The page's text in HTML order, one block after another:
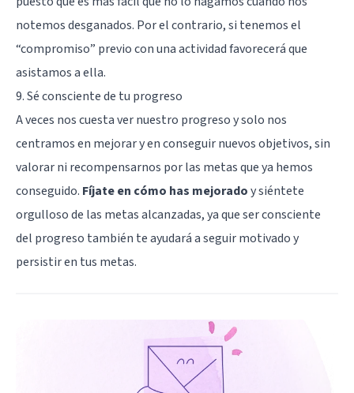
notemos desganados. Por el contrario, si tenemos el
“compromiso” previo con una actividad favorecerá que
asistamos a ella.
9. Sé consciente de tu progreso
A veces nos cuesta ver nuestro progreso y solo nos
centramos en mejorar y en conseguir nuevos objetivos, sin
valorar ni recompensarnos por las metas que ya hemos
conseguido. Fíjate en cómo has mejoradoy siéntete
orgulloso de las metas alcanzadas, ya que ser consciente
del progreso también te ayudará a seguir motivado y
persistir en tus metas.